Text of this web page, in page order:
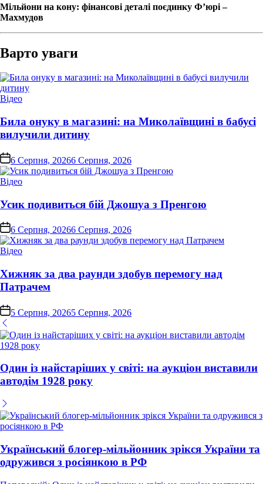
Мільйони на кону: фінансові деталі поєдинку Ф’юрі –
Махмудов
Варто уваги
Опублікувати
Відео
Била онуку в магазині: на Миколаївщині в бабусі
вилучили дитину
on6 Серпня, 20266 Серпня, 2026
Опублікувати
Відео
Усик подивиться бій Джошуа з Пренгою
on6 Серпня, 20266 Серпня, 2026
Опублікувати
Відео
Хижняк за два раунди здобув перемогу над
Патрачем
on 5 Серпня, 20265 Серпня, 2026
Один із найстаріших у світі: на аукціон виставили
автодім 1928 року
Український блогер-мільйонник зрікся України та
одружився з росіянкою в РФ